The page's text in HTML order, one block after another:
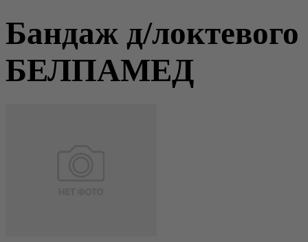
Бандаж д/
БЕЛПАМЕД